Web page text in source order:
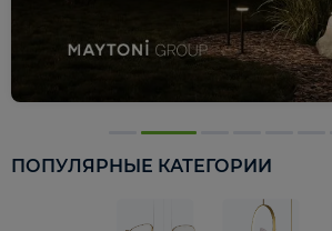
ПОПУЛЯРНЫЕ КАТЕГОРИИ